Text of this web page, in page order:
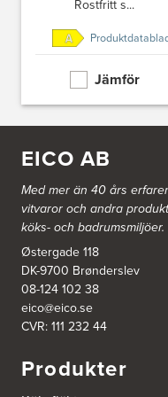
412 63 Göteborg
http://www.ballingslov.se
Ballingslöv
Nässelvägen 1
291 59 Kristianstad
http://www.ballingslov.se
Ballingslöv
Okvägen 6
281 51 Hässleholm
Tel.:0046-451388500
http://www.ballingslov.se
Ballingslöv Jönköping
553 03 Jönköping
Tel.:364404030
Rostfritt s...
Jämför
EICO AB
Med mer än 40 års
vitvaror och andra
köks- och badrumsmiljöer.
Østergade 118
DK-9700 Brønderslev
08-124 102 38
eico@eico.se
CVR: 111 232 44
Produkter